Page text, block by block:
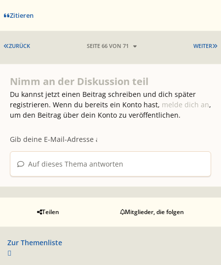
Zitieren
ERSTE SEITE
ZURÜCK WEITER
SEITE 66 VON 71
Nimm an der Diskussion teil
Du kannst jetzt einen Beitrag schreiben und dich später
registrieren. Wenn du bereits ein Konto hast, melde dich an,
um den Beitrag über dein Konto zu veröffentlichen.
Auf dieses Thema antworten
Teilen Mitglieder, die folgen
Zur Themenliste